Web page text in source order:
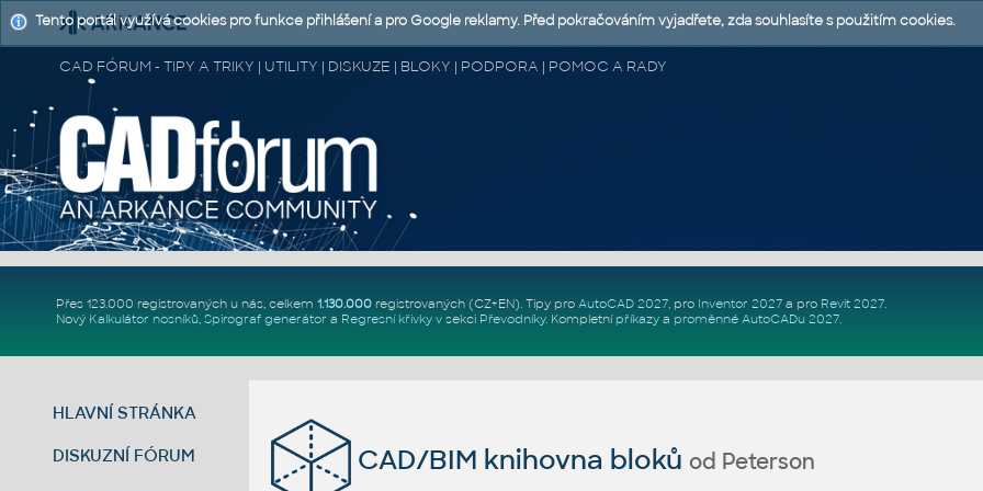
CAD FÓRUM - TIPY A TRIKY | UTILITY | DISKUZE | BLOKY | PODPORA | POMOC A RADY
Přes 123.000 registrovaných u nás, celkem 1.130.000registrovaných (CZ+EN). Tipy pro AutoCAD 2027, pro Inventor 2027a pro Revit 2027.
Nový Kalkulátor nosníků, Spirograf generátor a Regresní křivkyv sekci Převodníky. Kompletní příkazya proměnné AutoCADu 2027.
HLAVNÍ STRÁNKA
DISKUZNÍ FÓRUM CAD/BIM knihovna blokůod Peterson
Tento portál využívá cookies pro funkce přihlášení a pro Google reklamy. Před pokračováním vyjadřete, zda souhlasíte s použitím cookies.